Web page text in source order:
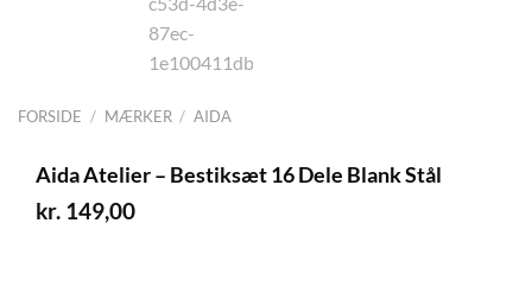
FORSIDE / MÆRKER / AIDA
Aida Atelier – Bestiksæt 16 Dele Blank Stål
kr. 149,00